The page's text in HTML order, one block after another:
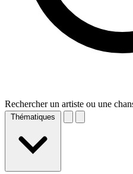
Rechercher un artiste ou une
Thématiques